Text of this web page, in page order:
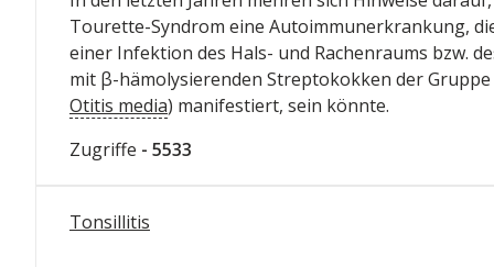
Tourette-Syndrom eine Autoimmunerkrankung,
einer Infektion des Hals- und Rachenraums bzw.
mit β-hämolysierenden Streptokokken der Gruppe
Otitis media) manifestiert, sein könnte.
Zugriffe - 5533
Tonsillitis